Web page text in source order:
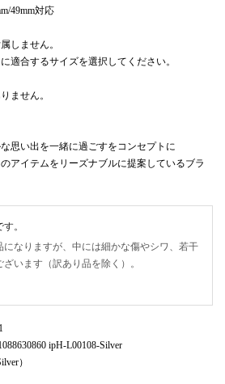
49mm対応
しません。
適合するサイズを選択してください。
ません。
思い出を一緒に過ごすをコンセプトに
アイテムをリーズナブルに提案しているブラ
。
になりますが、中には細かな傷やシワ、若干
います（訳あり品を除く）。
ipH-L00108-Silver
）